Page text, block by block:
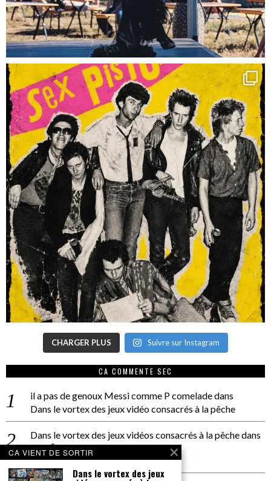
CHARGER PLUS Suivre sur Instagram
CA COMMENTE SEC
il a pas de genoux Messi comme P comeladedans
Dans le vortex des jeux vidéo consacrés à la pêche
Dans le vortex des jeux vidéos consacrés à la pêchedans
PACÔME THIELLEMENT
La séance d’Hip Gnose
CA VIENT DE SORTIR
Dans le vortex des jeux